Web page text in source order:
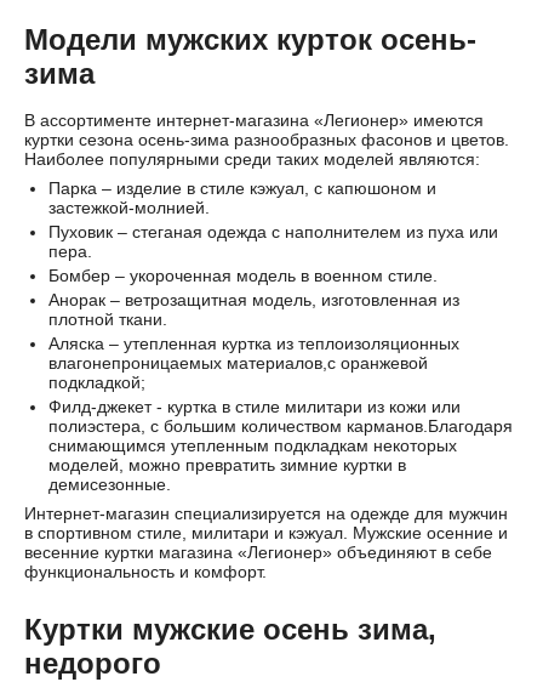
Модели мужских курток осень-
зима
В ассортименте интернет-магазина «Легионер» имеются
куртки сезона осень-зима разнообразных фасонов и цветов.
Наиболее популярными среди таких моделей являются:
Парка – изделие в стиле кэжуал, с капюшоном и
застежкой-молнией.
Пуховик – стеганая одежда с наполнителем из пуха или
пера.
Бомбер – укороченная модель в военном стиле.
Анорак – ветрозащитная модель, изготовленная из
плотной ткани.
Аляска – утепленная куртка из теплоизоляционных
влагонепроницаемых материалов,с оранжевой
подкладкой;
Филд-джекет - куртка в стиле милитари из кожи или
полиэстера, с большим количеством карманов.Благодаря
снимающимся утепленным подкладкам некоторых
моделей, можно превратить зимние куртки в
демисезонные.
Интернет-магазин специализируется на одежде для мужчин
в спортивном стиле, милитари и кэжуал. Мужские осенние и
весенние куртки магазина «Легионер» объединяют в себе
функциональность и комфорт.
Куртки мужские осень зима,
недорого